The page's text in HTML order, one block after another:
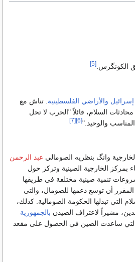
[5]
إسرائيل والأراضي الفلسطينية . تناش مع
السلام، قائلاً "الحرب لا تحل
والوحيد."[6]
[7]
عبد الرحمن
بمركز الخارجية الصينية وتركز حول
تنمية صينية مختلفة في طريقها
أن توسع دعمها للصومال، والتي
التي تبذلها الحكومة الصومالية. كذلك،
مشيراً لاعتراف الصيدن بالجمهورية
اللاحقة التي ساعدت الصين في الحصول على مقعد